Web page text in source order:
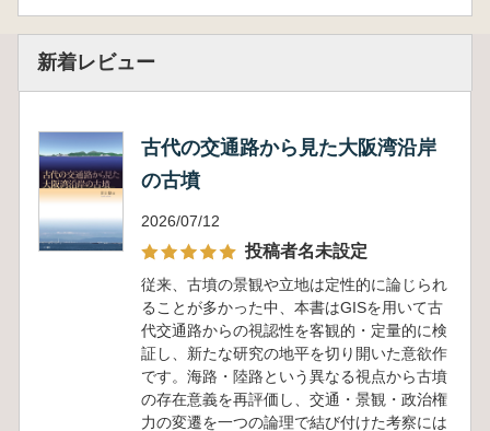
新着レビュー
古代の交通路から見た大阪湾沿岸
の古墳
2026/07/12
投稿者名未設定
従来、古墳の景観や立地は定性的に論じられ
ることが多かった中、本書はGISを用いて古
代交通路からの視認性を客観的・定量的に検
証し、新たな研究の地平を切り開いた意欲作
です。海路・陸路という異なる視点から古墳
の存在意義を再評価し、交通・景観・政治権
力の変遷を一つの論理で結び付けた考察には